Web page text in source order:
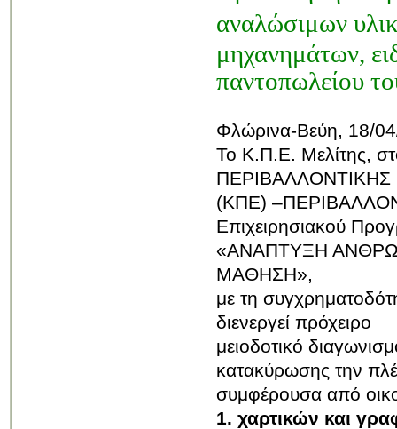
αναλώσιμων
μηχανημάτων,
παντοπωλείου
Φλώρινα-Βεύη, 18/
Το Κ.Π.Ε. Μελίτης,
(ΚΠΕ)
Επιχειρησιακού
«ΑΝΑΠΤΥΞΗ
ΜΑΘΗΣΗ»,
με τη
διενεργεί πρόχειρο
μειοδοτικό
κατακύρωσης την
συμφέρουσα από
1. χαρτικών και